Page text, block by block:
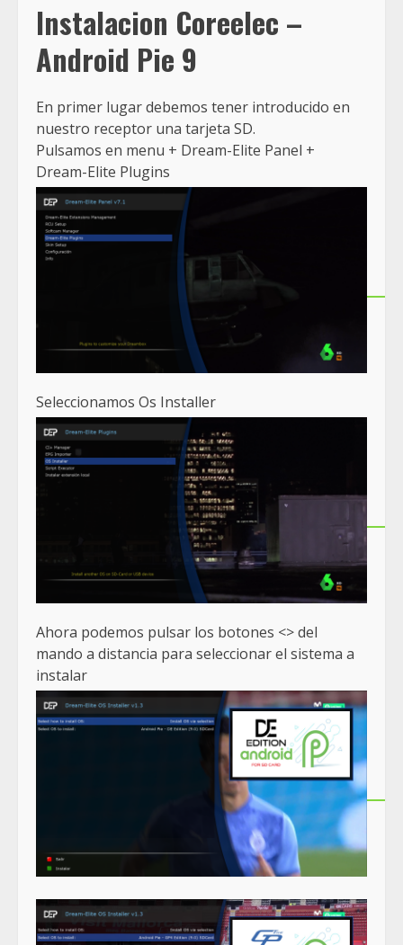
Instalacion Coreelec –
Android Pie 9
En primer lugar debemos tener introducido en
nuestro receptor una tarjeta SD.
Pulsamos en menu + Dream-Elite Panel +
Dream-Elite Plugins
Seleccionamos Os Installer
Ahora podemos pulsar los botones <> del
mando a distancia para seleccionar el sistema a
instalar